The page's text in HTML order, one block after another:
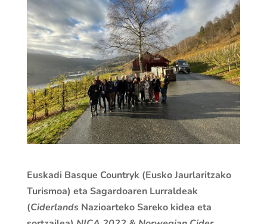
Euskadi Basque Countryk (Eusko Jaurlaritzako
Turismoa) eta Sagardoaren Lurraldeak
(CiderlandsNazioarteko Sareko kidea eta